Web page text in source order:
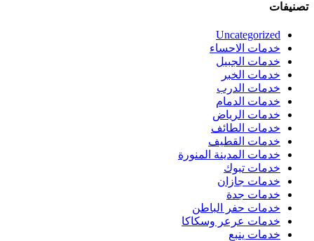
تصنيفات
Uncategorized
خدمات الاحساء
خدمات الجبيل
خدمات الخبر
خدمات الدرب
خدمات الدمام
خدمات الرياض
خدمات الطائف
خدمات القطيف
خدمات المدينة المنورة
خدمات تبوك
خدمات جازان
خدمات جدة
خدمات حفر الباطن
خدمات عرعر وسكاكا
خدمات ينبع